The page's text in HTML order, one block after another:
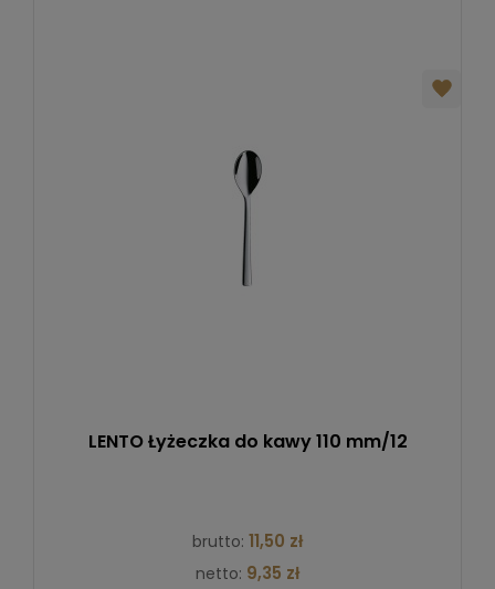
LENTO Łyżeczka do kawy 110 mm/12
brutto: 11,50 zł
netto: 9,35 zł